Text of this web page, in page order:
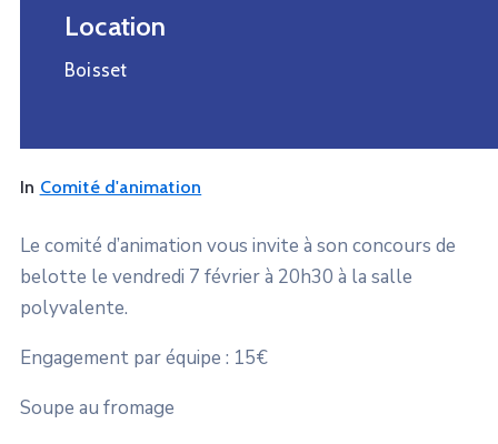
Location
Boisset
In Comité d'animation
Le comité d’animation vous invite à son concours de
belotte le vendredi 7 février à 20h30 à la salle
polyvalente.
Engagement par équipe : 15€
Soupe au fromage